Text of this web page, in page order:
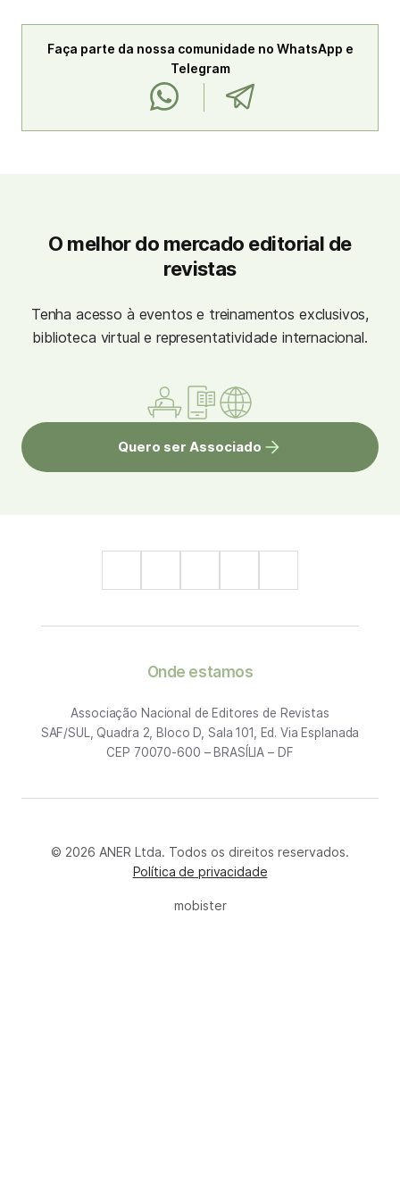
Faça parte da nossa comunidade no WhatsApp e
Telegram
O melhor do mercado editorial de
revistas
Tenha acesso à eventos e treinamentos exclusivos,
biblioteca virtual e representatividade internacional.
Quero ser Associado
Onde estamos
Associação Nacional de Editores de Revistas
SAF/SUL, Quadra 2, Bloco D, Sala 101, Ed. Via Esplanada
CEP 70070-600 – BRASÍLIA – DF
© 2026 ANER Ltda. Todos os direitos reservados.
Política de privacidade
mobister